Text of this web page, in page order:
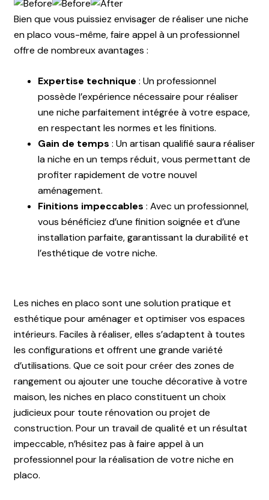
Bien que vous puissiez envisager de réaliser une niche
en placo vous-même, faire appel à un professionnel
offre de nombreux avantages :
Expertise technique : Un professionnel
possède l’expérience nécessaire pour réaliser
une niche parfaitement intégrée à votre espace,
en respectant les normes et les finitions.
Gain de temps : Un artisan qualifié saura réaliser
la niche en un temps réduit, vous permettant de
profiter rapidement de votre nouvel
aménagement.
Finitions impeccables : Avec un professionnel,
vous bénéficiez d’une finition soignée et d’une
installation parfaite, garantissant la durabilité et
l’esthétique de votre niche.
Les niches en placo sont une solution pratique et
esthétique pour aménager et optimiser vos espaces
intérieurs. Faciles à réaliser, elles s’adaptent à toutes
les configurations et offrent une grande variété
d’utilisations. Que ce soit pour créer des zones de
rangement ou ajouter une touche décorative à votre
maison, les niches en placo constituent un choix
judicieux pour toute rénovation ou projet de
construction. Pour un travail de qualité et un résultat
impeccable, n’hésitez pas à faire appel à un
professionnel pour la réalisation de votre niche en
placo.